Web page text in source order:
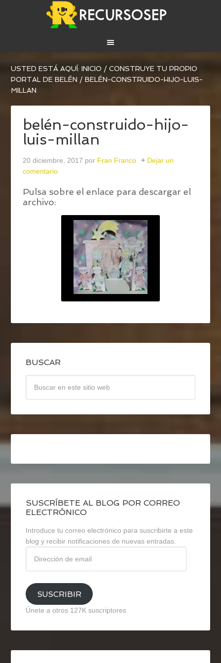
USTED ESTÁ AQUÍ:INICIO / CONSTRUYE TU PROPIO
PORTAL DE BELÉN / BELÉN-CONSTRUIDO-HIJO-LUIS-
MILLAN
belén-construido-hijo-
luis-millan
20 diciembre, 2017 por Fran Franco
Dejar un
comentario
Pulsa sobre el enlace para descargar el
archivo:
BUSCAR
SUSCRÍBETE AL BLOG POR CORREO
ELECTRÓNICO
Introduce tu correo electrónico para suscribirte a este
blog y recibir notificaciones de nuevas entradas.
email
SUSCRIBIR
Únete a otros 127K suscriptores